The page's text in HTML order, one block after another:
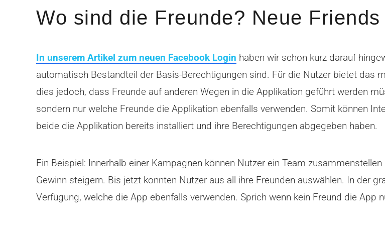
Wo sind die Freunde? Neue Friends
In unserem Artikel zum neuen Facebook Login haben wir schon kurz darauf
automatisch Bestandteil der Basis-Berechtigungen sind. Für die Nutzer bietet das
dies jedoch, dass Freunde auf anderen Wegen in die Applikation geführt werden
sondern nur welche Freunde die Applikation ebenfalls verwenden. Somit können
beide die Applikation bereits installiert und ihre Berechtigungen abgegeben haben.
Ein Beispiel: Innerhalb einer Kampagnen können Nutzer ein Team
Gewinn steigern. Bis jetzt konnten Nutzer aus all ihre Freunden auswählen. In der
Verfügung, welche die App ebenfalls verwenden. Sprich wenn kein Freund die App